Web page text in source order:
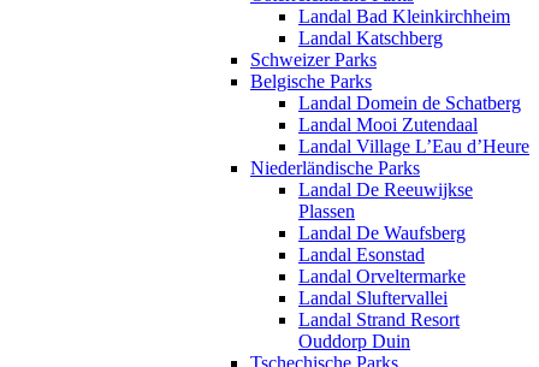
Landal Bad Kleinkirchheim
Landal Katschberg
Schweizer Parks
Belgische Parks
Landal Domein de Schatberg
Landal Mooi Zutendaal
Landal Village L’Eau d’Heure
Niederländische Parks
Landal De Reeuwijkse
Plassen
Landal De Waufsberg
Landal Esonstad
Landal Orveltermarke
Landal Sluftervallei
Landal Strand Resort
Ouddorp Duin
Tschechische Parks